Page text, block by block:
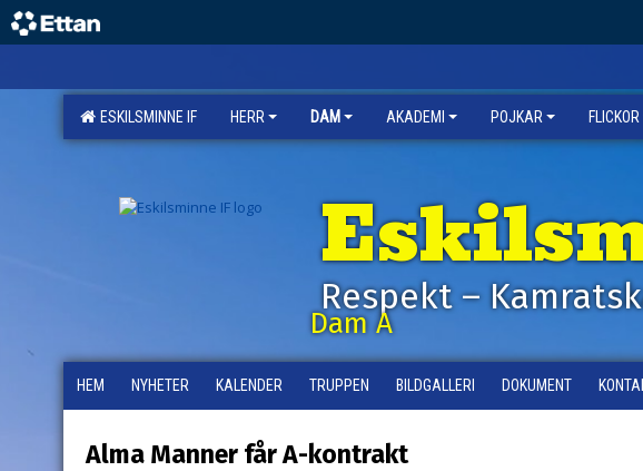
ESKILSMINNE IF HERR DAM AKADEMI POJKAR FLICKOR
Respekt –
Dam A
HEM NYHETER KALENDER TRUPPEN BILDGALLERI DOKUMENT
Alma Manner får A-kontrakt